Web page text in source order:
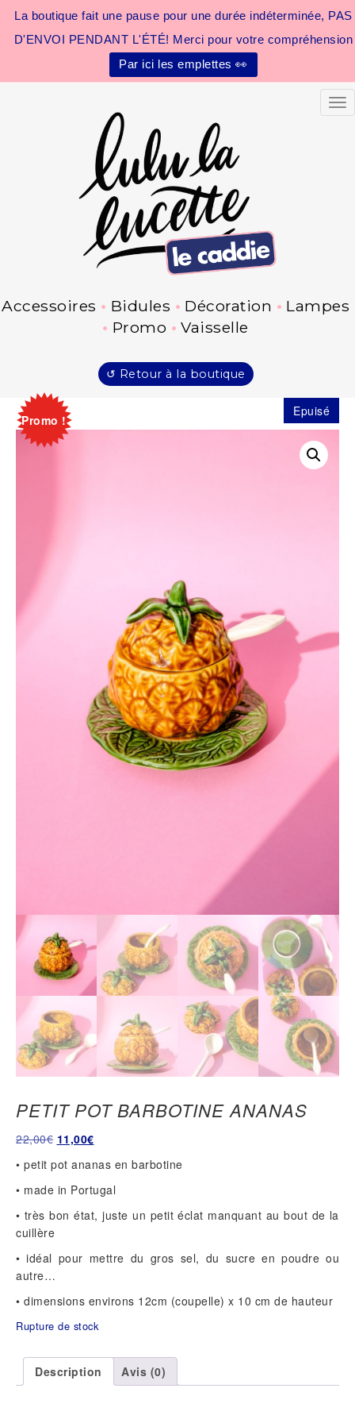
La boutique fait une pause pour une durée indéterminée, PAS
D'ENVOI PENDANT L'ÉTÉ! Merci pour votre compréhension
Par ici les emplettes 👀
Accessoires Bidules Décoration
Lampes
Promo
Vaisselle
↺ Retour à la boutique
Promo !
Epuisé
PETIT POT BARBOTINE ANANAS
22,00€ Le
initial
était :
22,00€.
11,00€Le
actuel
est :
• petit pot ananas en barbotine
• made in Portugal
• très bon état, juste un petit éclat manquant au bout de la
cuillère
• idéal pour mettre du gros sel, du sucre en poudre ou
autre…
• dimensions environs 12cm (coupelle) x 10 cm de hauteur
Rupture de stock
Description Avis (0)